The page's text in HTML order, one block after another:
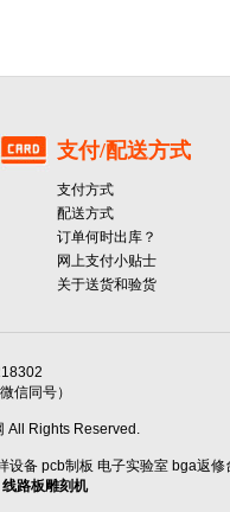
支付/配送方式
支付方式
配送方式
订单何时出库？
网上支付小贴士
关于送货和验货
信同号）
All Rights Reserved.
备 pcb制板 电子实验室 bga返
线路板雕刻机